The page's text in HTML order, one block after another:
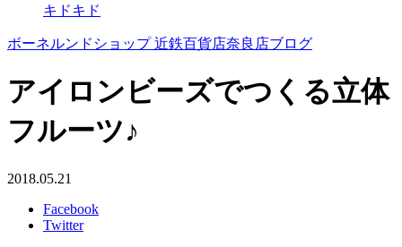
キドキド
ボーネルンドショップ 近鉄百貨店奈良店ブログ
アイロンビーズでつくる立体
フルーツ♪
2018.05.21
Facebook
Twitter